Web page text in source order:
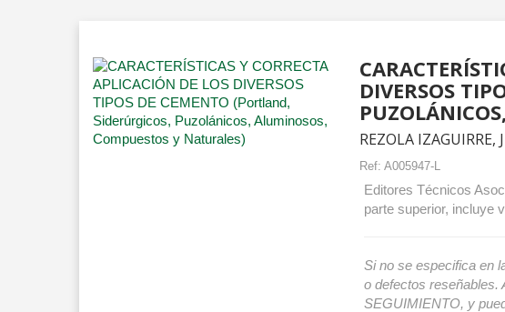
DIVERSOS
REZOLA IZAGUIRRE,
Ref: A005947-L
Editores Técnicos
parte superior, incluye
Si no se especifica en
o defectos
SEGUIMIENTO, y